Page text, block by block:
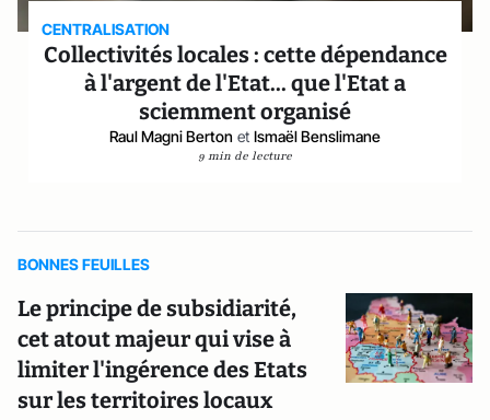
CENTRALISATION
Collectivités locales : cette dépendance
à l'argent de l'Etat... que l'Etat a
sciemment organisé
Raul Magni Berton et Ismaël Benslimane
9 min de lecture
BONNES FEUILLES
Le principe de subsidiarité,
cet atout majeur qui vise à
limiter l'ingérence des Etats
sur les territoires locaux